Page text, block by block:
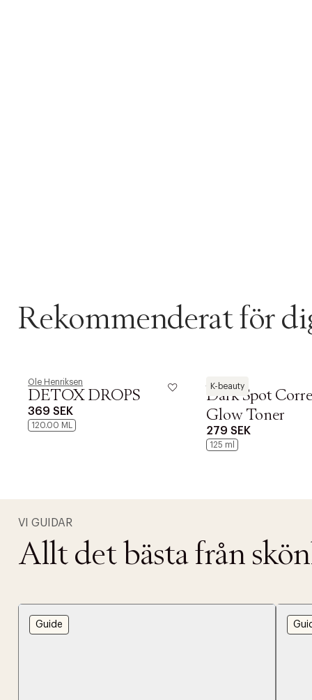
Rekommenderat för
Ole Henriksen
DETOX DROPS
369 SEK
120.00 ML
K-beauty
Axis-Y
Dark Spot
Glow Toner
279 SEK
125 ml
VI GUIDAR
Allt det bästa från
Guide
Tidigare
Få 10%
videoen